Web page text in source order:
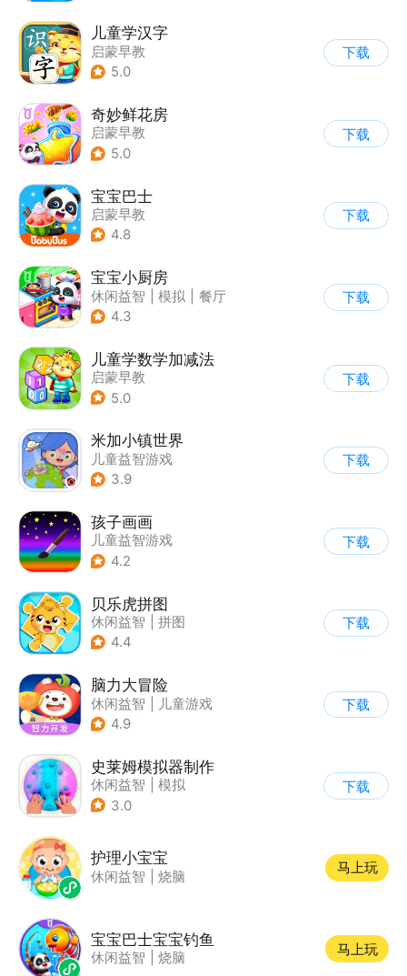
儿童学汉字
启蒙早教
| 儿童益智游戏
5.0
下载
奇妙鲜花房
启蒙早教
| 儿童益智游戏
5.0
下载
宝宝巴士
启蒙早教
| 儿童益智游戏
4.8
下载
宝宝小厨房
休闲益智 模拟
餐厅
| 宝宝巴士
4.3
下载
儿童学数学加减法
启蒙早教
| 儿童益智游戏
5.0
下载
米加小镇世界
儿童益智游戏
3.9
下载
孩子画画
儿童益智游戏
| 启蒙早教
4.2
下载
贝乐虎拼图
休闲益智
拼图
| 学习教育
4.4
下载
脑力大冒险
休闲益智
儿童游戏
| 卡通
4.9
下载
史莱姆模拟器制作
休闲益智
模拟
| 史莱姆
3.0
下载
护理小宝宝
休闲益智 烧脑
马上玩
宝宝巴士宝宝钓鱼
休闲益智 烧脑
马上玩